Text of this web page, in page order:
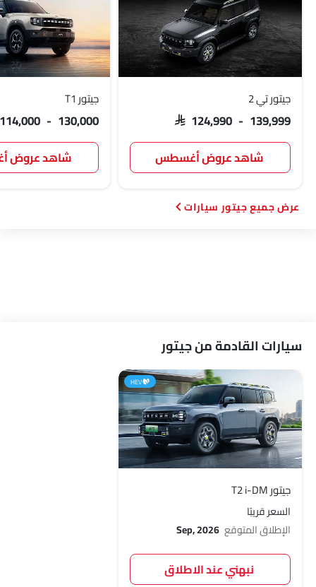
جيتور تي 2
SAR 124,990 - 139,999
شاهد عروض أغسطس
جيتور T1
114,000 - 130,000
شاهد عروض
جيتور سيارات
سيارات القادمة من جيتور
HEV
جيتور T2 i-DM
السعر قريبًا
الإطلاق المتوقع Sep, 2026
نبهني عند الاطلاق